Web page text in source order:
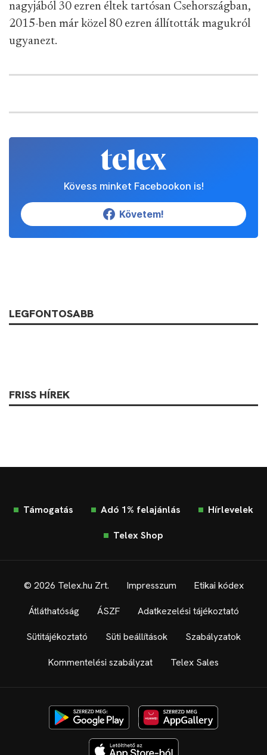
nagyjából 30 ezren éltek tartósan Csehországban,
2015-ben már közel 80 ezren állították magukról
ugyanezt.
Kövess minket Facebookon is!
Követem!
LEGFONTOSABB
FRISS HÍREK
Támogatás Adó 1% felajánlás Hírlevelek
Telex Shop
© 2026 Telex.hu Zrt. Impresszum Etikai kódex
Átláthatóság ÁSZF Adatkezelési tájékoztató
Sütitájékoztató Süti beállítások Szabályzatok
Kommentelési szabályzat Telex Sales